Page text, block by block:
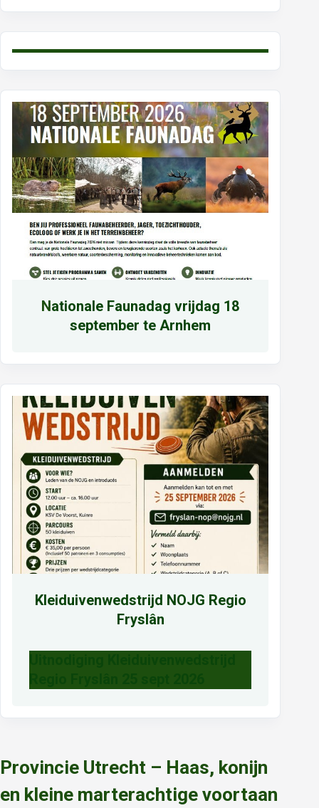
Provincie Utrecht – Haas, konijn
en kleine marterachtige voortaan
Nationale Faunadag vrijdag 18
september te Arnhem
Kleiduivenwedstrijd NOJG Regio
Fryslân